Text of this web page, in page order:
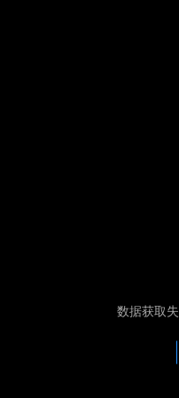
数据获取